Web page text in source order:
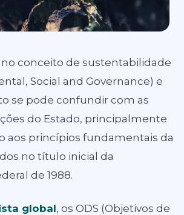
no conceito de sustentabilidade
Social and Governance) e
se pode confundir com as
do Estado, principalmente
aos princípios fundamentais da
no título inicial da
de 1988.
global, os ODS (Objetivos de